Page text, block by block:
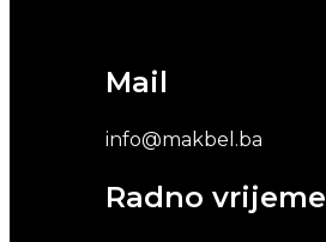
Mail
info@makbel.ba
Radno vrijeme